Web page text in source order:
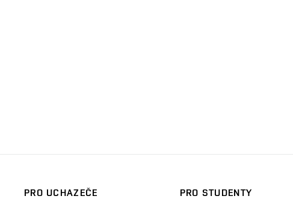
PRO UCHAZEČE
PRO STUDENTY